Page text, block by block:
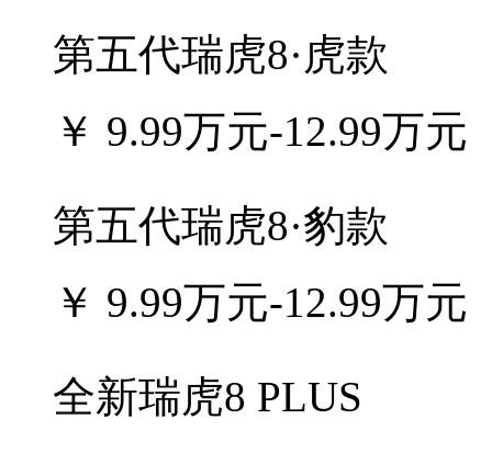
第五代瑞虎8·虎款
￥ 9.99万元-12.99万元
第五代瑞虎8·豹款
￥ 9.99万元-12.99万元
全新瑞虎8 PLUS